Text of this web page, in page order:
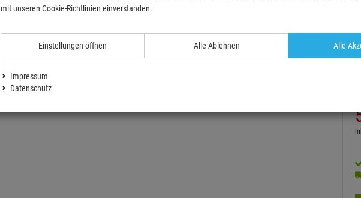
TOPSELLER
mit unseren Cookie-Richtlinien einverstanden.
Einstellungen öffnen Alle Ablehnen Alle
Impressum
Datenschutz